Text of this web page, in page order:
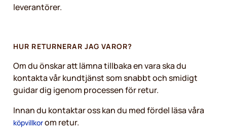
leverantörer.
HUR RETURNERAR JAG VAROR?
Om du önskar att lämna tillbaka en vara ska du
kontakta vår kundtjänst som snabbt och smidigt
guidar dig igenom processen för retur.
Innan du kontaktar oss kan du med fördel läsa våra
köpvillkorom retur.